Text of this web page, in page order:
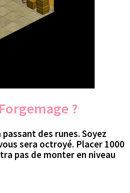
Forgemage?
des runes. Soyez
sera octroyé. Placer 1000
pas de monter en niveau